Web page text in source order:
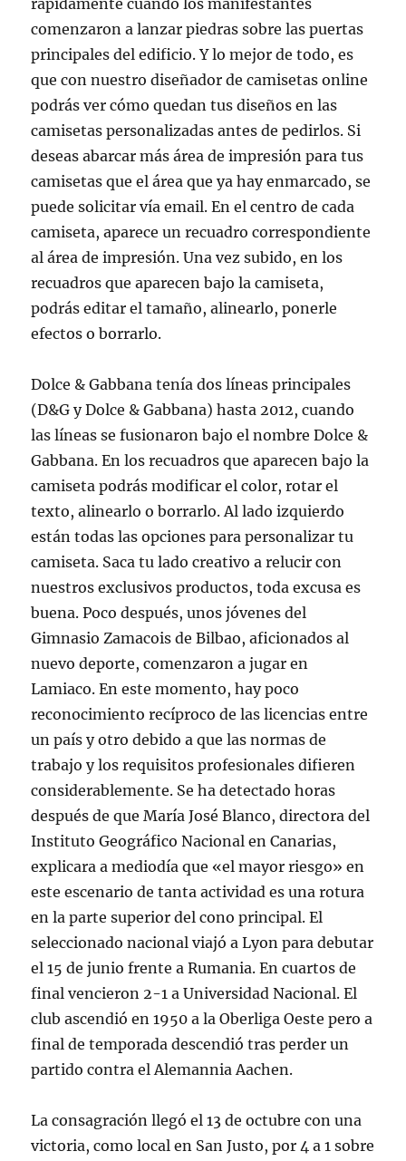
rápidamente cuando los manifestantes
comenzaron a lanzar piedras sobre las puertas
principales del edificio. Y lo mejor de todo, es
que con nuestro diseñador de camisetas online
podrás ver cómo quedan tus diseños en las
camisetas personalizadas antes de pedirlos. Si
deseas abarcar más área de impresión para tus
camisetas que el área que ya hay enmarcado, se
puede solicitar vía email. En el centro de cada
camiseta, aparece un recuadro correspondiente
al área de impresión. Una vez subido, en los
recuadros que aparecen bajo la camiseta,
podrás editar el tamaño, alinearlo, ponerle
efectos o borrarlo.
Dolce & Gabbana tenía dos líneas principales
(D&G y Dolce & Gabbana) hasta 2012, cuando
las líneas se fusionaron bajo el nombre Dolce &
Gabbana. En los recuadros que aparecen bajo la
camiseta podrás modificar el color, rotar el
texto, alinearlo o borrarlo. Al lado izquierdo
están todas las opciones para personalizar tu
camiseta. Saca tu lado creativo a relucir con
nuestros exclusivos productos, toda excusa es
buena. Poco después, unos jóvenes del
Gimnasio Zamacois de Bilbao, aficionados al
nuevo deporte, comenzaron a jugar en
Lamiaco. En este momento, hay poco
reconocimiento recíproco de las licencias entre
un país y otro debido a que las normas de
trabajo y los requisitos profesionales difieren
considerablemente. Se ha detectado horas
después de que María José Blanco, directora del
Instituto Geográfico Nacional en Canarias,
explicara a mediodía que «el mayor riesgo» en
este escenario de tanta actividad es una rotura
en la parte superior del cono principal. El
seleccionado nacional viajó a Lyon para debutar
el 15 de junio frente a Rumania. En cuartos de
final vencieron 2-1 a Universidad Nacional. El
club ascendió en 1950 a la Oberliga Oeste pero a
final de temporada descendió tras perder un
partido contra el Alemannia Aachen.
La consagración llegó el 13 de octubre con una
victoria, como local en San Justo, por 4 a 1 sobre